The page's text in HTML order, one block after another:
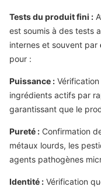
Tests du produit fini :
est soumis à des tests
internes et souvent par
pour :
Puissance :
ingrédients actifs par
garantissant que le
Pureté : Confirmation
métaux lourds, les
agents pathogènes
Identité : Vérification